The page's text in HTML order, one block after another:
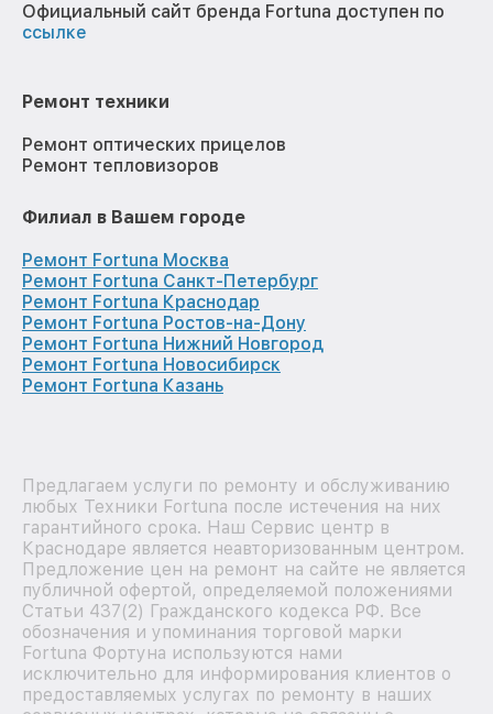
Официальный сайт бренда Fortuna доступен по
ссылке
Ремонт техники
Ремонт оптических прицелов
Ремонт тепловизоров
Филиал в Вашем городе
Ремонт Fortuna Москва
Ремонт Fortuna Санкт-Петербург
Ремонт Fortuna Краснодар
Ремонт Fortuna Ростов-на-Дону
Ремонт Fortuna Нижний Новгород
Ремонт Fortuna Новосибирск
Ремонт Fortuna Казань
Предлагаем услуги по ремонту и обслуживанию
любых Техники Fortuna после истечения на них
гарантийного срока. Наш Сервис центр в
Краснодаре является неавторизованным центром.
Предложение цен на ремонт на сайте не является
публичной офертой, определяемой положениями
Статьи 437(2) Гражданского кодекса РФ. Все
обозначения и упоминания торговой марки
Fortuna Фортуна используются нами
исключительно для информирования клиентов о
предоставляемых услугах по ремонту в наших